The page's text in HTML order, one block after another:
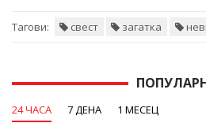
Тагови: свест загатка
24 ЧАСА 7 ДЕНА 1 МЕСЕЦ